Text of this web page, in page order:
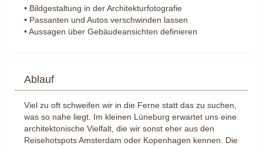
• Bildgestaltung in der Architekturfotografie
• Passanten und Autos verschwinden lassen
•Aussagen über Gebäudeansichten definieren
Ablauf
Viel zu oft schweifen wir in die Ferne statt das zu suchen,
was so nahe liegt. Im kleinen Lüneburg erwartet uns eine
architektonische Vielfalt, die wir sonst eher aus den
Reisehotspots Amsterdam oder Kopenhagen kennen. Die